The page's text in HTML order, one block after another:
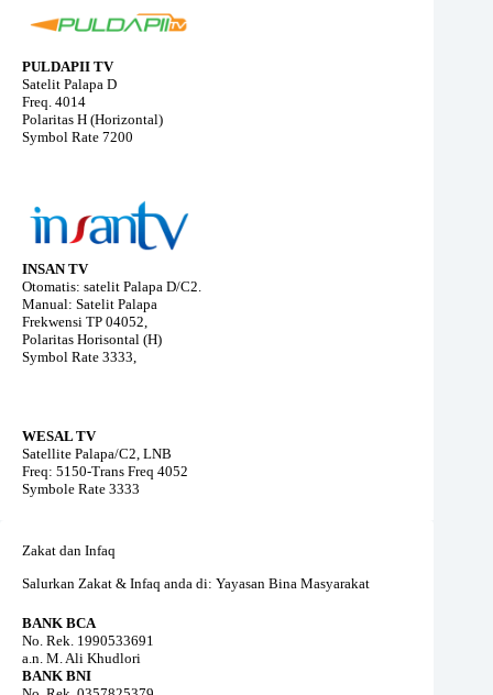
PULDAPII TV
Satelit Palapa D
Freq. 4014
Polaritas H (Horizontal)
Symbol Rate 7200
INSAN TV
Otomatis: satelit Palapa D/C2.
Manual: Satelit Palapa
Frekwensi TP 04052,
Polaritas Horisontal (H)
Symbol Rate 3333,
WESAL TV
Satellite Palapa/C2, LNB
Freq: 5150-Trans Freq 4052
Symbole Rate 3333
Zakat dan Infaq
Salurkan Zakat & Infaq anda di: Yayasan Bina Masyarakat
BANK BCA
No. Rek. 1990533691
a.n. M. Ali Khudlori
BANK BNI